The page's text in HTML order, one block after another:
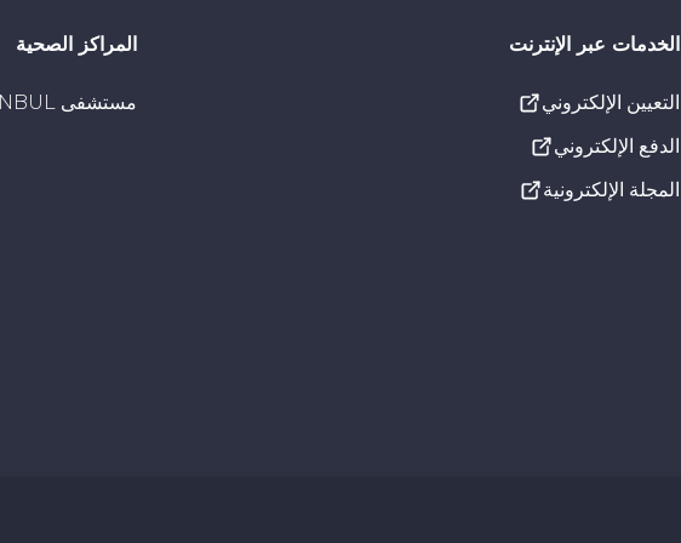
الإعدادات المرئية
تسطير الروابط
تدرج الرمادي
الخدمات عبر الإنترنت
التعيين الإلكتروني
الدفع الإلكتروني
المجلة الإلكترونية
المراكز الصحية
مستشفى NPISTANBUL